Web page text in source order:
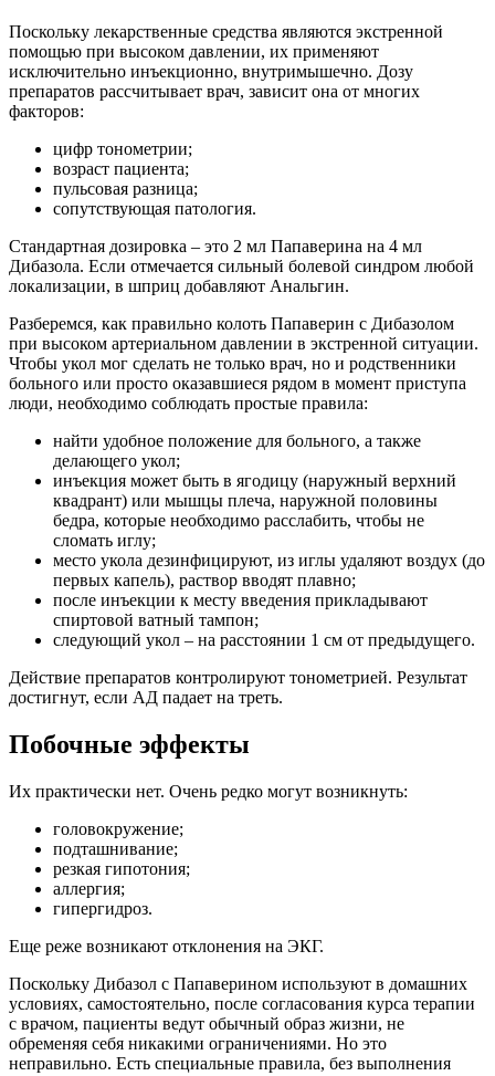
Поскольку лекарственные средства являются экстренной
помощью при высоком давлении, их применяют
исключительно инъекционно, внутримышечно. Дозу
препаратов рассчитывает врач, зависит она от многих
факторов:
цифр тонометрии;
возраст пациента;
пульсовая разница;
сопутствующая патология.
Стандартная дозировка – это 2 мл Папаверина на 4 мл
Дибазола. Если отмечается сильный болевой синдром любой
локализации, в шприц добавляют Анальгин.
Разберемся, как правильно колоть Папаверин с Дибазолом
при высоком артериальном давлении в экстренной ситуации.
Чтобы укол мог сделать не только врач, но и родственники
больного или просто оказавшиеся рядом в момент приступа
люди, необходимо соблюдать простые правила:
найти удобное положение для больного, а также
делающего укол;
инъекция может быть в ягодицу (наружный верхний
квадрант) или мышцы плеча, наружной половины
бедра, которые необходимо расслабить, чтобы не
сломать иглу;
место укола дезинфицируют, из иглы удаляют воздух (до
первых капель), раствор вводят плавно;
после инъекции к месту введения прикладывают
спиртовой ватный тампон;
следующий укол – на расстоянии 1 см от предыдущего.
Действие препаратов контролируют тонометрией. Результат
достигнут, если АД падает на треть.
Побочные эффекты
Их практически нет. Очень редко могут возникнуть:
головокружение;
подташнивание;
резкая гипотония;
аллергия;
гипергидроз.
Еще реже возникают отклонения на ЭКГ.
Поскольку Дибазол с Папаверином используют в домашних
условиях, самостоятельно, после согласования курса терапии
с врачом, пациенты ведут обычный образ жизни, не
обременяя себя никакими ограничениями. Но это
неправильно. Есть специальные правила, без выполнения